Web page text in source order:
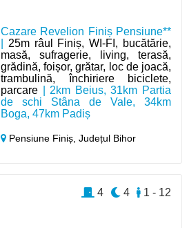
Cazare Revelion Finiș Pensiune**
25m râul Finiș, WI-FI, bucătărie,
masă, sufragerie, living, terasă,
grădină, foișor, grătar, loc de joacă,
trambulină, închiriere biciclete,
parcare | 2km Beius, 31km Partia
de schi Stâna de Vale, 34km
Boga, 47km Padiș
Pensiune Finiș,Județul Bihor
1 - 12
4
4